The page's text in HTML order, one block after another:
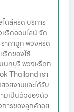
ตล์หรีด บริการ
รีดออนไลน์ จัด
าคาถูก พวงหรีด
รีดของใช้
นทบุรี พวงหรีดก
Thailand เรา
วยงามและได้รับ
มเป็นตัวของตัว
ารของลูกค้าอย